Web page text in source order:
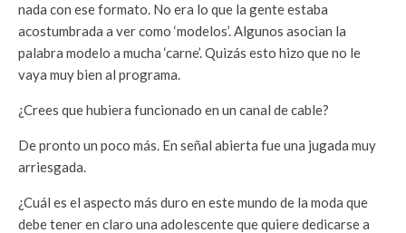
nada con ese formato. No era lo que la gente estaba
acostumbrada a ver como ‘modelos’. Algunos asocian la
palabra modelo a mucha ‘carne’. Quizás esto hizo que no le
vaya muy bien al programa.
¿Crees que hubiera funcionado en un canal de cable?
De pronto un poco más. En señal abierta fue una jugada muy
arriesgada.
¿Cuál es el aspecto más duro en este mundo de la moda que
debe tener en claro una adolescente que quiere dedicarse a